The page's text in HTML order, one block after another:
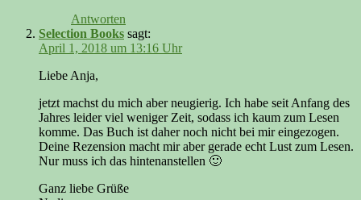
Antworten
Selection Books sagt:
April 1, 2018 um 13:16 Uhr
Liebe Anja,
jetzt machst du mich aber neugierig. Ich habe seit Anfang des
Jahres leider viel weniger Zeit, sodass ich kaum zum Lesen
komme. Das Buch ist daher noch nicht bei mir eingezogen.
Deine Rezension macht mir aber gerade echt Lust zum Lesen.
Nur muss ich das hintenanstellen 🙂
Ganz liebe Grüße